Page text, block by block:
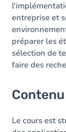
entreprise et
préparer les
sélection de
faire des
Contenu
Le cours est